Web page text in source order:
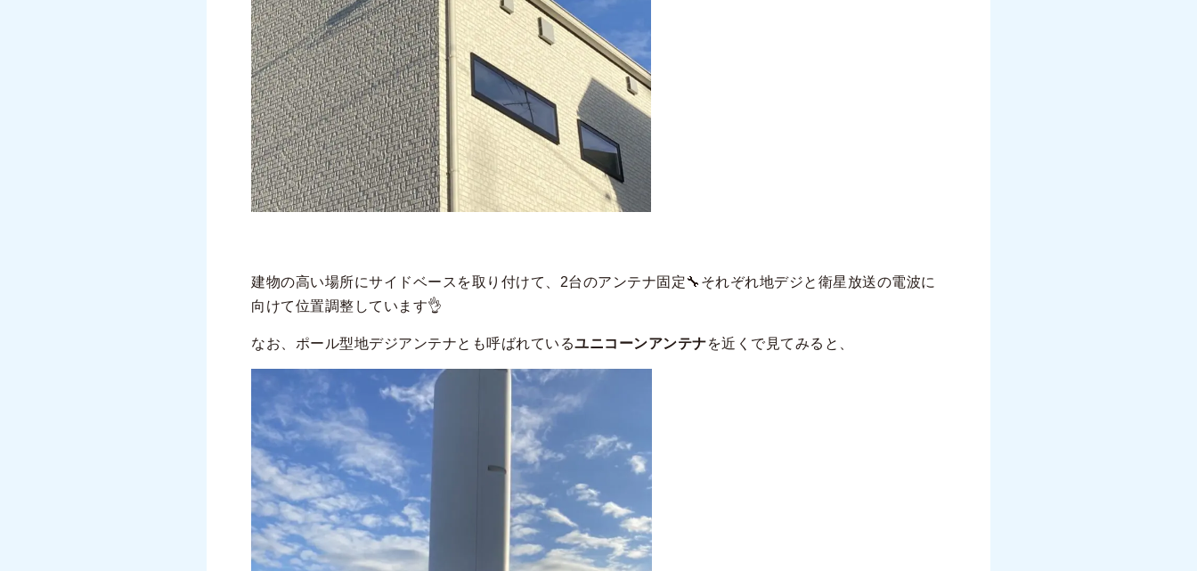
建物の高い場所にサイドベースを取り付けて、2台のアンテナ固定🔧それぞれ地デジと衛星放送の電波に
向けて位置調整しています👌
なお、ポール型地デジアンテナとも呼ばれているユニコーンアンテナを近くで見てみると、